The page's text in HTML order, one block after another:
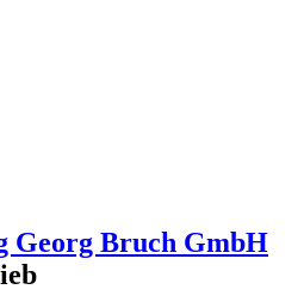
Georg Bruch GmbH